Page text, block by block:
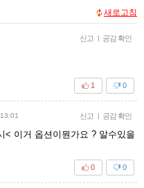
새로고침
신고 | 공감 확인
0
1
신고 | 공감 확인
< 이거 옵션이뭔가요 ? 알수있을
0
0